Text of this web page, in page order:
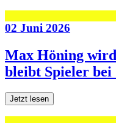
02 Juni 2026
Max Höning
bleibt Spieler
Jetzt lesen